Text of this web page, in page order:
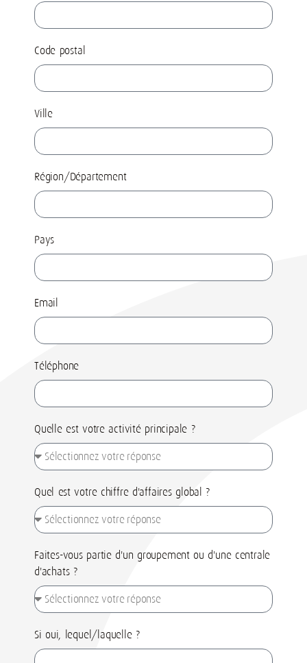
Code postal
Ville
Région/Département
Pays
Email
Téléphone
Quelle est votre activité principale ?
Quel est votre chiffre d'affaires global ?
Faites-vous partie d'un groupement ou d'une centrale
d'achats ?
Si oui, lequel/laquelle ?